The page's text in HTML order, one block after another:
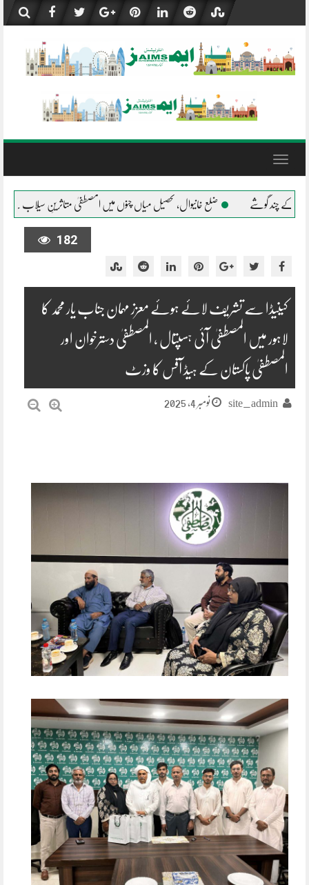
content
Toggle
میاں چنوں میں المصطفیٰ متاثرینِ سیلاب کے شانہ بشانہ جلال پور پیروالا
182
کینیڈا سے تشریف لائے ہوئے معزز مہمان جناب یار محمد کا
لاہور میں المصطفیٰ آئی ہسپتال ، المصطفیٰ دسترخوان اور
المصطفیٰ پاکستان کے ہیڈ آفس کا وزٹ
site_admin نومبر 4, 2025